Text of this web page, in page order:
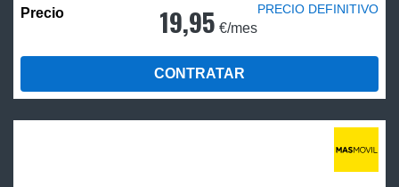
19,95 €/mes
PRECIO DEFINITIVO
CONTRATAR